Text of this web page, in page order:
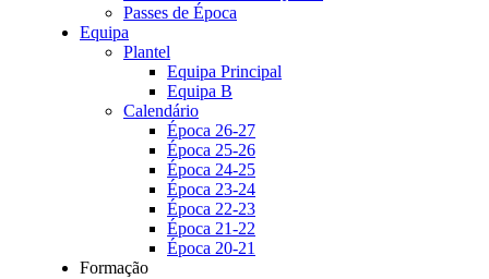
Passes de Época
Equipa
Plantel
Equipa Principal
Equipa B
Calendário
Época 26-27
Época 25-26
Época 24-25
Época 23-24
Época 22-23
Época 21-22
Época 20-21
Formação